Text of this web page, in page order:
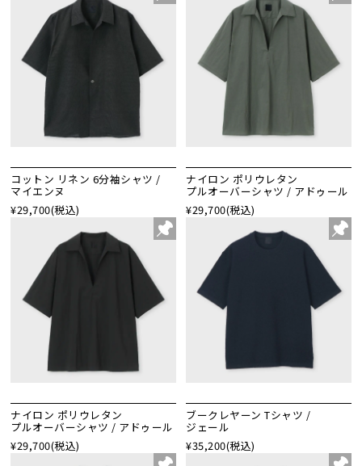
コットン リネン 6分袖シャツ /
マイエンヌ
¥29,700(税込)
ナイロン ポリウレタン
プルオーバーシャツ / アドゥール
¥29,700(税込)
ナイロン ポリウレタン
プルオーバーシャツ / アドゥール
¥29,700(税込)
ブークレヤーン Tシャツ /
ジェール
¥35,200(税込)